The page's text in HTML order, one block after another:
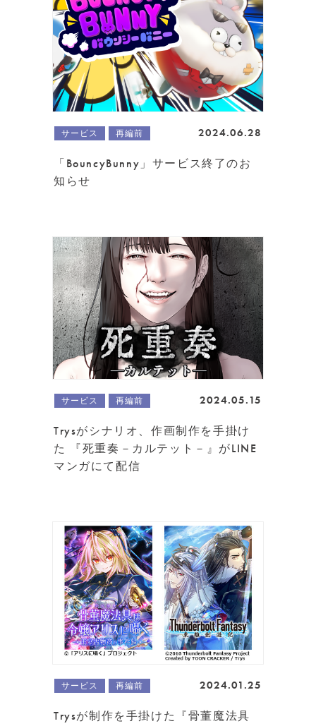
サービス 再編前 2024.06.28
「BouncyBunny」サービス終了のお
知らせ
サービス 再編前 2024.05.15
Trysがシナリオ、作画制作を手掛け
た 『死重奏－カルテット－』がLINE
マンガにて配信
サービス 再編前 2024.01.25
Trysが制作を手掛けた『骨董魔法具